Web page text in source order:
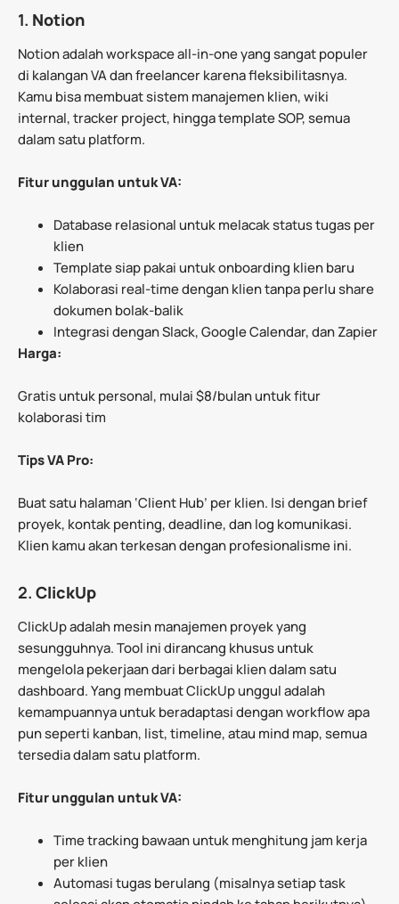
1. Notion
Notion adalah workspace all-in-one yang sangat populer
di kalangan VA dan freelancer karena fleksibilitasnya.
Kamu bisa membuat sistem manajemen klien, wiki
internal, tracker project, hingga template SOP, semua
dalam satu platform.
Fitur unggulan untuk VA:
Database relasional untuk melacak status tugas per
klien
Template siap pakai untuk onboarding klien baru
Kolaborasi real-time dengan klien tanpa perlu share
dokumen bolak-balik
Integrasi dengan Slack, Google Calendar, dan Zapier
Harga:
Gratis untuk personal, mulai $8/bulan untuk fitur
kolaborasi tim
Tips VA Pro:
Buat satu halaman ‘Client Hub’ per klien. Isi dengan brief
proyek, kontak penting, deadline, dan log komunikasi.
Klien kamu akan terkesan dengan profesionalisme ini.
2. ClickUp
ClickUp adalah mesin manajemen proyek yang
sesungguhnya. Tool ini dirancang khusus untuk
mengelola pekerjaan dari berbagai klien dalam satu
dashboard. Yang membuat ClickUp unggul adalah
kemampuannya untuk beradaptasi dengan workflow apa
pun seperti kanban, list, timeline, atau mind map, semua
tersedia dalam satu platform.
Fitur unggulan untuk VA:
Time tracking bawaan untuk menghitung jam kerja
per klien
Automasi tugas berulang (misalnya setiap task